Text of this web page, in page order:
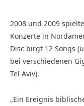
2008 und 2009
Konzerte in
Disc birgt 12 Songs
bei verschiedenen
Tel Aviv).
„Ein Ereignis